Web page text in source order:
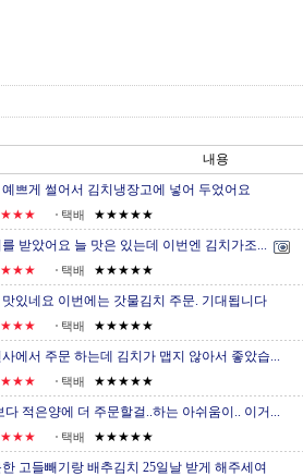
내용
쁘게 썰어서 김치냉장고에 넣어 두었어요
택배
★★★★★
받았어요 늘 맛은 있는데 이번엔 김치가조...
택배
★★★★★
있네요 이번에는 갓물김치 주문. 기대됩니다
택배
★★★★★
에서 주문 하는데 김치가 맵지 않아서 좋았습...
택배
★★★★★
다 적은양에 더 주문할걸..하는 아쉬움이.. 이거...
택배
★★★★★
고들빼기랑 배추김치 25일날 받게 해주세여